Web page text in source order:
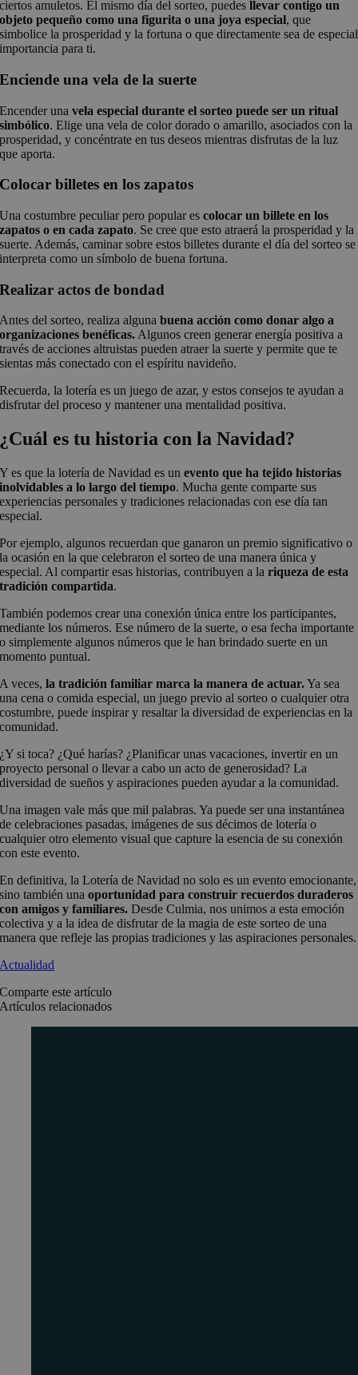
ciertos amuletos. El mismo día del sorteo, puedesllevar contigo un
objeto pequeño como una figurita o una joya especial, que
simbolice la prosperidad y la fortuna o que directamente sea de especial
importancia para ti.
Enciende una vela de la suerte
Encender unavela especial durante el sorteo puede ser un ritual
simbólico. Elige una vela de color dorado o amarillo, asociados con la
prosperidad, y concéntrate en tus deseos mientras disfrutas de la luz
que aporta.
Colocar billetes en los zapatos
Una costumbre peculiar pero popular escolocar un billete en los
zapatos o en cada zapato. Se cree que esto atraerá la prosperidad y la
suerte. Además, caminar sobre estos billetes durante el día del sorteo se
interpreta como un símbolo de buena fortuna.
Realizar actos de bondad
Antes del sorteo, realiza alguna buena acción como donar algo a
organizaciones benéficas.Algunos creen generar energía positiva a
través de acciones altruistas pueden atraer la suerte y permite que te
sientas más conectado con el espíritu navideño.
Recuerda, la lotería es un juego de azar, y estos consejos te ayudan a
disfrutar del proceso y mantener una mentalidad positiva.
¿Cuál es tu historia con la Navidad?
Y es que la lotería de Navidad es unevento que ha tejido historias
inolvidables a lo largo del tiempo. Mucha gente comparte sus
experiencias personales y tradiciones relacionadas con ese día tan
especial.
Por ejemplo, algunos recuerdan que ganaron un premio significativo o
la ocasión en la que celebraron el sorteo de una manera única y
especial. Al compartir esas historias, contribuyen a la riqueza de esta
tradición compartida.
También podemos crear una conexión única entre los participantes,
mediante los números. Ese número de la suerte, o esa fecha importante
o simplemente algunos números que le han brindado suerte en un
momento puntual.
A veces,la tradición familiar marca la manera de actuar.Ya sea
una cena o comida especial, un juego previo al sorteo o cualquier otra
costumbre, puede inspirar y resaltar la diversidad de experiencias en la
comunidad.
¿Y si toca? ¿Qué harías? ¿Planificar unas vacaciones, invertir en un
proyecto personal o llevar a cabo un acto de generosidad? La
diversidad de sueños y aspiraciones pueden ayudar a la comunidad.
Una imagen vale más que mil palabras. Ya puede ser una instantánea
de celebraciones pasadas, imágenes de sus décimos de lotería o
cualquier otro elemento visual que capture la esencia de su conexión
con este evento.
En definitiva, la Lotería de Navidad no solo es un evento emocionante,
sino también unaoportunidad para construir recuerdos duraderos
con amigos y familiares.Desde Culmia, nos unimos a esta emoción
colectiva y a la idea de disfrutar de la magia de este sorteo de una
manera que refleje las propias tradiciones y las aspiraciones personales.
Actualidad
Comparte este artículo
Artículos relacionados